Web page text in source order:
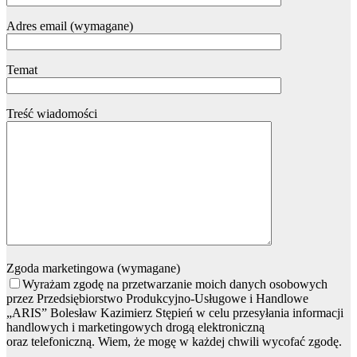
Adres email (wymagane)
Temat
Treść wiadomości
Zgoda marketingowa (wymagane)
Wyrażam zgodę na przetwarzanie moich danych osobowych
przez Przedsiębiorstwo Produkcyjno-Usługowe i Handlowe
„ARIS” Bolesław Kazimierz Stępień w celu przesyłania informacji
handlowych i marketingowych drogą elektroniczną
oraz telefoniczną. Wiem, że mogę w każdej chwili wycofać zgodę.